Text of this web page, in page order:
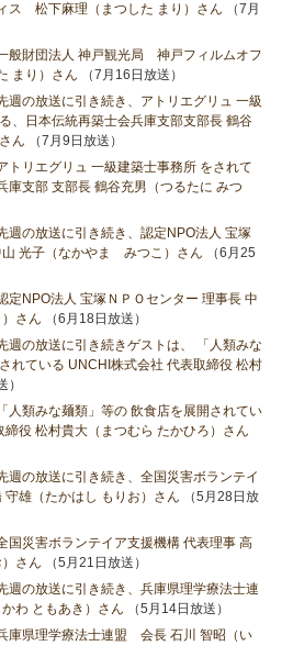
ス 松下麻理（まつした まり）さん （7月
般財団法人 神戸観光局 神戸フィルムオフ
まり）さん （7月16日放送）
週の放送に引き続き、アトリエグリュ 一級
、日本伝統再築士会兵庫支部支部長 鶴谷
ん （7月9日放送）
トリエグリュ 一級建築士事務所 をされて
庫支部 支部長 鶴谷充男（つるたに みつ
週の放送に引き続き、認定NPO法人 宝塚
山 光子（なかやま みつこ）さん （6月25
定NPO法人 宝塚ＮＰＯセンター 理事長 中
さん （6月18日放送）
週の放送に引き続きゲストは、 「人類みな
れている UNCHI株式会社 代表取締役 松村
）
人類みな麺類」等の 飲食店を展開されてい
役 松村貴大（まつむら たかひろ）さん
週の放送に引き続き、全国災害ボランテイ
守雄（たかはし もりお）さん （5月28日放
国災害ボランテイア支援機構 代表理事 高
さん （5月21日放送）
週の放送に引き続き、兵庫県理学療法士連
わ ともあき）さん （5月14日放送）
庫県理学療法士連盟 会長 石川 智昭（い